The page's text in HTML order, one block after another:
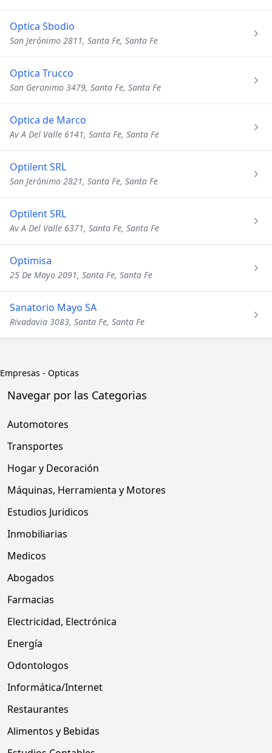
Optica Sbodio
San Jerónimo 2811, Santa Fe, Santa Fe
Optica Trucco
San Geronimo 3479, Santa Fe, Santa Fe
Optica de Marco
Av A Del Valle 6141, Santa Fe, Santa Fe
Optilent SRL
San Jerónimo 2821, Santa Fe, Santa Fe
Optilent SRL
Av A Del Valle 6371, Santa Fe, Santa Fe
Optimisa
25 De Mayo 2091, Santa Fe, Santa Fe
Sanatorio Mayo SA
Rivadavia 3083, Santa Fe, Santa Fe
Empresas - Opticas
Navegar por las Categorias
Automotores
Transportes
Hogar y Decoración
Máquinas, Herramienta y Motores
Estudios Juridicos
Inmobiliarias
Medicos
Abogados
Farmacias
Electricidad, Electrónica
Energía
Odontologos
Informática/Internet
Restaurantes
Alimentos y Bebidas